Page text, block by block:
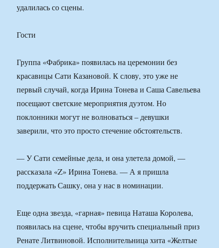
удалилась со сцены.
Гости
Группа «Фабрика» появилась на церемонии без
красавицы Сати Казановой. К слову, это уже не
первый случай, когда Ирина Тонева и Саша Савельева
посещают светские мероприятия дуэтом. Но
поклонники могут не волноваться – девушки
заверили, что это просто стечение обстоятельств.
— У Сати семейные дела, и она улетела домой, —
рассказала «Z» Ирина Тонева. — А я пришла
поддержать Сашку, она у нас в номинации.
Еще одна звезда, «гарная» певица Наташа Королева,
появилась на сцене, чтобы вручить специальный приз
Ренате Литвиновой. Исполнительница хита «Желтые